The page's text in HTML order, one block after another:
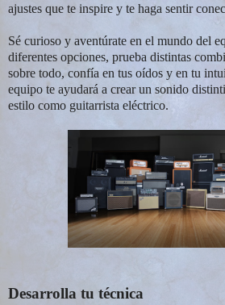
ajustes que te inspire y te haga sentir
Sé curioso y aventúrate en el mundo del
diferentes opciones, prueba distintas
sobre todo, confía en tus oídos y en tu
equipo te ayudará a crear un sonido
estilo como guitarrista eléctrico.
Desarrolla tu técnica